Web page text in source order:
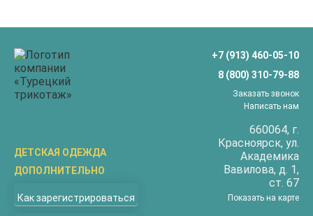
+7 (913) 460-05-10
8 (800) 310-79-88
Заказать звонок
Написать нам
660064, г.
Красноярск, ул.
Академика
Вавилова, д. 1,
ст. 67
Показать на карте
ДЕТСКАЯ ОДЕЖДА
Бриджи
Верхняя одежда
ДОПОЛНИТЕЛЬНО
Доставка
Как зарегистрироваться